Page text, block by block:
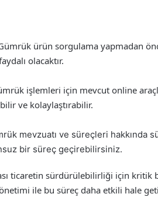
ürün sorgulama yapmadan
olacaktır.
işlemleri için mevcut online
ve kolaylaştırabilir.
mevzuatı ve süreçleri hakkında
bir süreç geçirebilirsiniz.
ticaretin sürdürülebilirliği için kritik
ile bu süreç daha etkili hale